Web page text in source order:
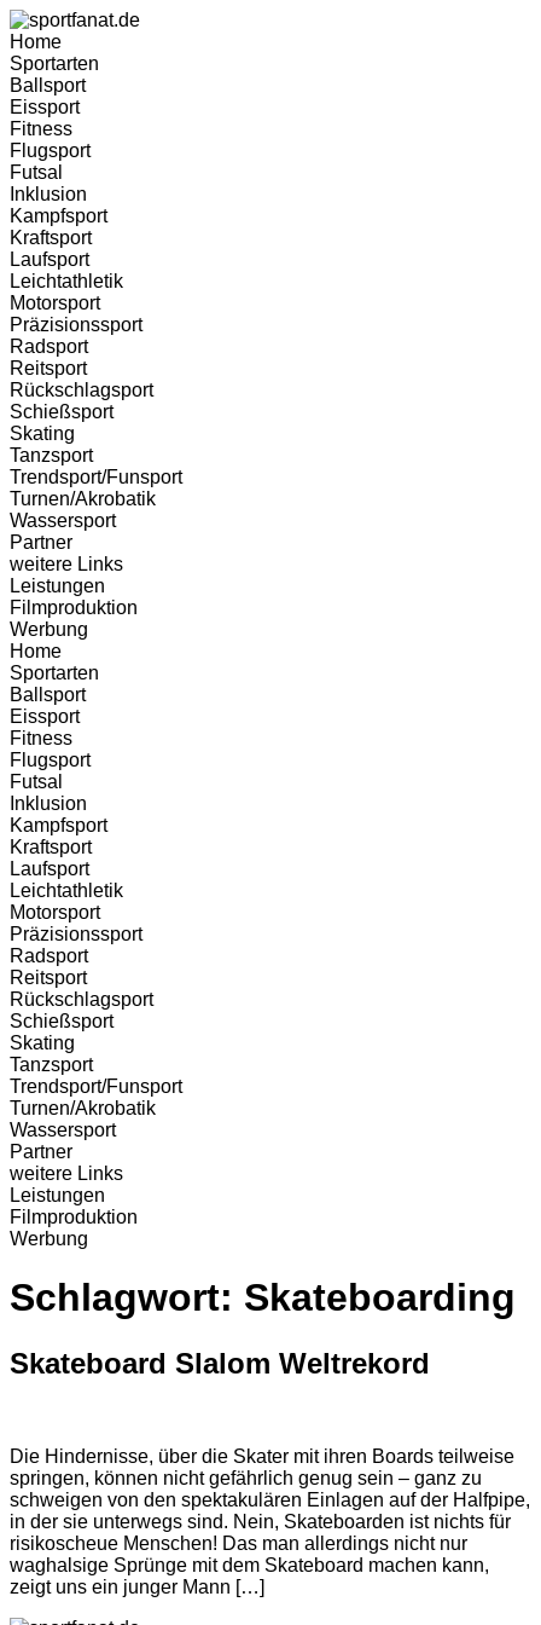
Home
Sportarten
Ballsport
Eissport
Fitness
Flugsport
Futsal
Inklusion
Kampfsport
Kraftsport
Laufsport
Leichtathletik
Motorsport
Präzisionssport
Radsport
Reitsport
Rückschlagsport
Schießsport
Skating
Tanzsport
Trendsport/Funsport
Turnen/Akrobatik
Wassersport
Partner
weitere Links
Leistungen
Filmproduktion
Werbung
Home
Sportarten
Ballsport
Eissport
Fitness
Flugsport
Futsal
Inklusion
Kampfsport
Kraftsport
Laufsport
Leichtathletik
Motorsport
Präzisionssport
Radsport
Reitsport
Rückschlagsport
Schießsport
Skating
Tanzsport
Trendsport/Funsport
Turnen/Akrobatik
Wassersport
Partner
weitere Links
Leistungen
Filmproduktion
Werbung
Schlagwort: Skateboarding
Skateboard Slalom Weltrekord
Die Hindernisse, über die Skater mit ihren Boards teilweise
springen, können nicht gefährlich genug sein – ganz zu
schweigen von den spektakulären Einlagen auf der Halfpipe,
in der sie unterwegs sind. Nein, Skateboarden ist nichts für
risikoscheue Menschen! Das man allerdings nicht nur
waghalsige Sprünge mit dem Skateboard machen kann,
zeigt uns ein junger Mann […]